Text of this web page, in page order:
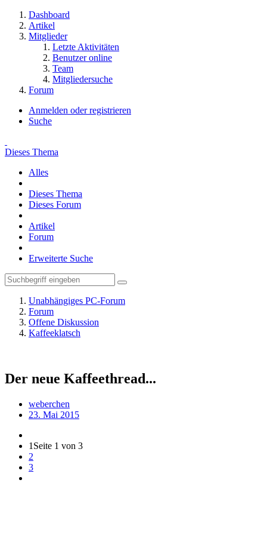
Dashboard
Artikel
Mitglieder
Letzte Aktivitäten
Benutzer online
Team
Mitgliedersuche
Forum
Anmelden oder registrieren
Suche
Dieses Thema
Alles
Dieses Thema
Dieses Forum
Artikel
Forum
Erweiterte Suche
Unabhängiges PC-Forum
Forum
Offene Diskussion
Kaffeeklatsch
Der neue Kaffeethread...
weberchen
23. Mai 2015
1 Seite 1 von 3
2
3